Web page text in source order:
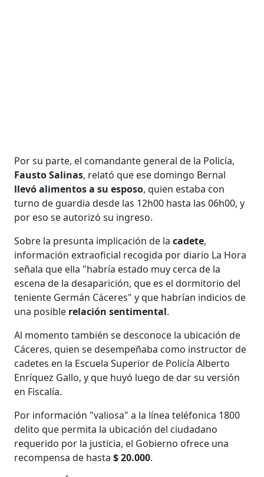
Por su parte, el comandante general de la Policía,
Fausto Salinas, relató que ese domingo Bernal
llevó alimentos a su esposo, quien estaba con
turno de guardia desde las 12h00 hasta las 06h00, y
por eso se autorizó su ingreso.
Sobre la presunta implicación de lacadete,
información extraoficial recogida por diario La Hora
señala que ella "habría estado muy cerca de la
escena de la desaparición, que es el dormitorio del
teniente Germán Cáceres" y que habrían indicios de
una posible relación sentimental.
Al momento también se desconoce la ubicación de
Cáceres, quien se desempeñaba como instructor de
cadetes en la Escuela Superior de Policía Alberto
Enríquez Gallo, y que huyó luego de dar su versión
en Fiscalía.
Por información "valiosa" a la línea teléfonica 1800
delito que permita la ubicación del ciudadano
requerido por la justicia, el Gobierno ofrece una
recompensa de hasta $ 20.000.